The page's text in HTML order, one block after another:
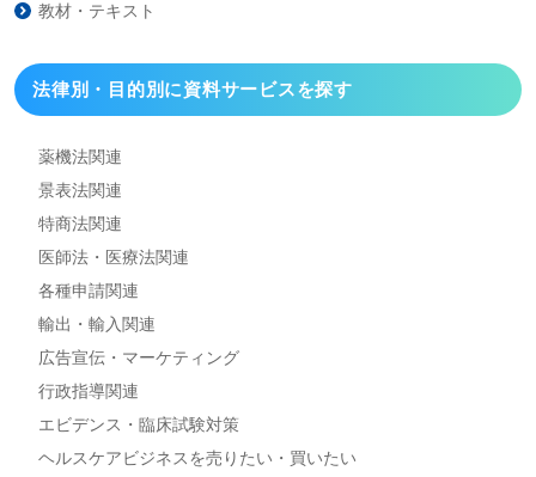
教材・テキスト
法律別・目的別に資料サービスを探す
薬機法関連
景表法関連
特商法関連
医師法・医療法関連
各種申請関連
輸出・輸入関連
広告宣伝・マーケティング
行政指導関連
エビデンス・臨床試験対策
ヘルスケアビジネスを売りたい・買いたい